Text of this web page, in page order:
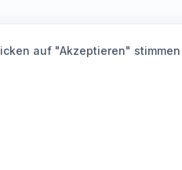
auf "Akzeptieren"